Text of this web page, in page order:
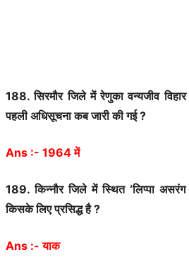
188.सिरमौर जिले में रेणुका वन्यजीव विहार
पहली अधिसूचना कब जारी की गई ?
Ans :- 1964में
189.किन्नौर जिले में स्थित ‘लिप्पा असरंग
किसके लिए प्रसिद्ध है ?
Ans :-याक